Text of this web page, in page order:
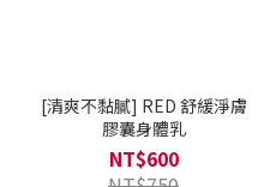
[清爽不黏膩] RED 舒緩淨膚
膠囊身體乳
NT$600